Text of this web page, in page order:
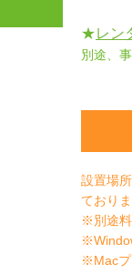
★レン
別途、
設置場
ており
※別途料
※Macプ